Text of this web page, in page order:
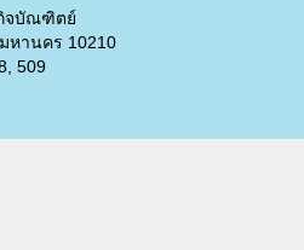
จบัณฑิตย์
หานคร 10210
509